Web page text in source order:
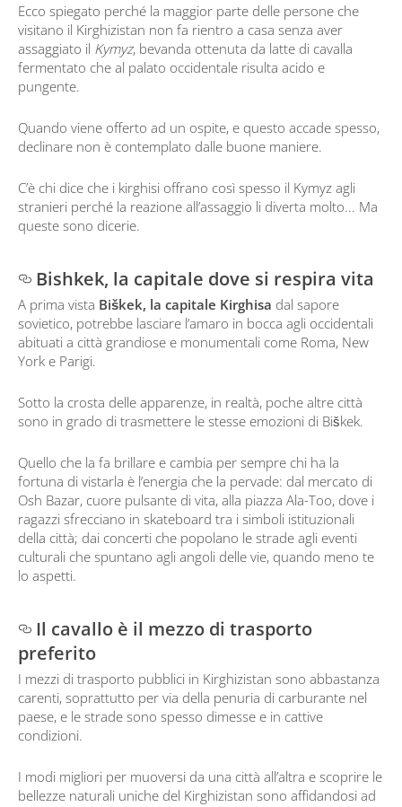
Ecco spiegato perché la maggior parte delle persone che
visitano il Kirghizistan non fa rientro a casa senza aver
assaggiato il Kymyz, bevanda ottenuta da latte di cavalla
fermentato che al palato occidentale risulta acido e
pungente.
Quando viene offerto ad un ospite, e questo accade spesso,
declinare non è contemplato dalle buone maniere.
C’è chi dice che i kirghisi offrano così spesso il Kymyz agli
stranieri perché la reazione all’assaggio li diverta molto... Ma
queste sono dicerie.
Bishkek, la capitale dove si respira vita
A prima vista Biškek, la capitale Kirghisa dal sapore
sovietico, potrebbe lasciare l’amaro in bocca agli occidentali
abituati a città grandiose e monumentali come Roma, New
York e Parigi.
Sotto la crosta delle apparenze, in realtà, poche altre città
sono in grado di trasmettere le stesse emozioni di Biškek.
Quello che la fa brillare e cambia per sempre chi ha la
fortuna di vistarla è l’energia che la pervade: dal mercato di
Osh Bazar, cuore pulsante di vita, alla piazza Ala-Too, dove i
ragazzi sfrecciano in skateboard tra i simboli istituzionali
della città; dai concerti che popolano le strade agli eventi
culturali che spuntano agli angoli delle vie, quando meno te
lo aspetti.
Il cavallo è il mezzo di trasporto
preferito
I mezzi di trasporto pubblici in Kirghizistan sono abbastanza
carenti, soprattutto per via della penuria di carburante nel
paese, e le strade sono spesso dimesse e in cattive
condizioni.
I modi migliori per muoversi da una città all’altra e scoprire le
bellezze naturali uniche del Kirghizistan sono affidandosi ad